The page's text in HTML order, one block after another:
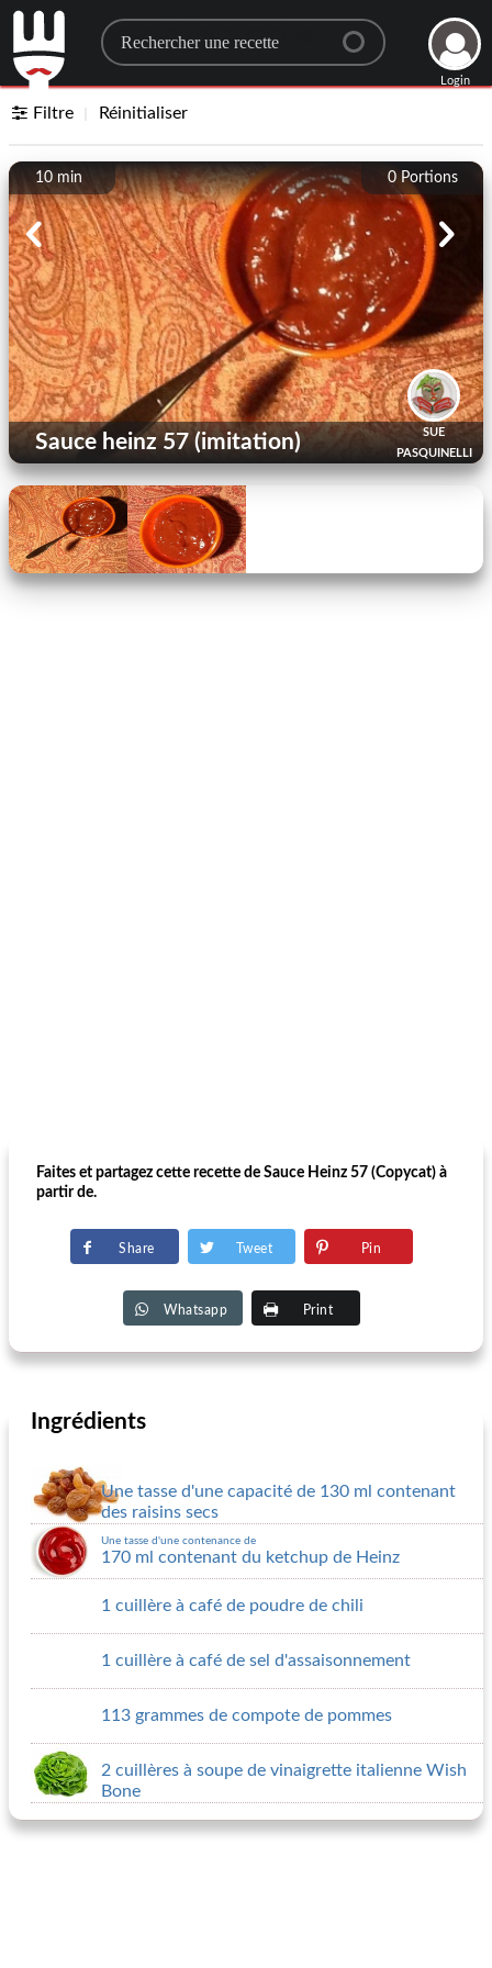
Search for a recipe
Login
Filtre Réinitialiser
0 Portions
10 min
SUE
PASQUINELLI
Sauce heinz 57 (imitation)
Faites et partagez cette recette de Sauce Heinz 57 (Copycat) à
partir de.
Share Tweet Pin
Whatsapp Print
Ingrédients
Une tasse d'une capacité de 130 ml contenant
des raisins secs
Une tasse d'une contenance de
170 ml contenant du ketchup de Heinz
1 cuillère à café de poudre de chili
1 cuillère à café de sel d'assaisonnement
113 grammes de compote de pommes
2 cuillères à soupe de vinaigrette italienne Wish
Bone